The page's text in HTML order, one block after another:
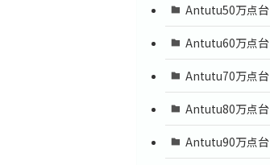
Antutu50万点台
Antutu60万点台
Antutu70万点台
Antutu80万点台
Antutu90万点台